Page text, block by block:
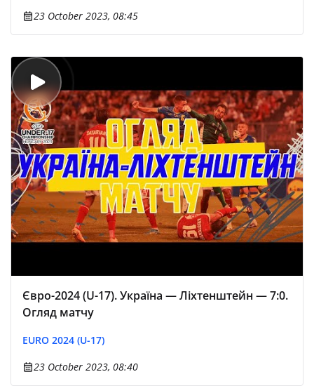
23 October 2023, 08:45
Євро-2024 (U-17). Україна — Ліхтенштейн — 7:0.
Огляд матчу
EURO 2024 (U-17)
23 October 2023, 08:40